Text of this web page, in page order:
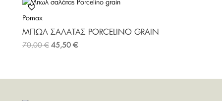
Pomax
ΜΠΩΛ ΣΑΛΆΤΑΣ PORCELINO GRAIN
70,00€ 45,50 €